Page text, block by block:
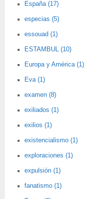
España (17)
especias (5)
essouad (1)
ESTAMBUL (10)
Europa y América (1)
Eva (1)
examen (8)
exiliados (1)
exilios (1)
existencialismo (1)
exploraciones (1)
expulsión (1)
fanatismo (1)